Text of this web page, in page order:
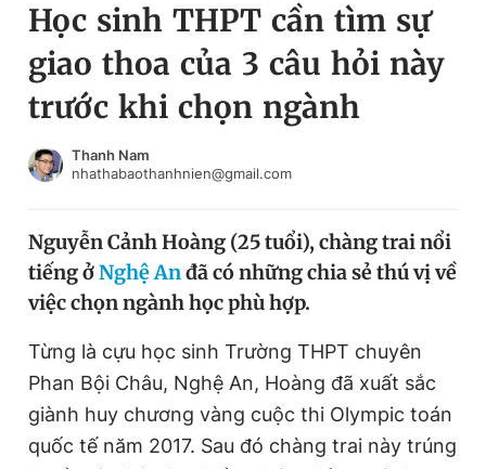
Chuyên mục
Chuyên mục khác
Chào ngày mới
Video Magazine
Sản phẩm khác
Tiện ích Bạn cần biết
Đổi mật khẩu
Tin đã lưu
Học sinh THPT cần tìm sự
giao thoa của 3 câu hỏi này
trước khi chọn ngành
Thanh Nam
nhathabaothanhnien@gmail.com
Nguyễn Cảnh Hoàng (25 tuổi), chàng trai nổi
tiếng ởNghệ Anđã có những chia sẻ thú vị về
việc chọn ngành học phù hợp.
Từng là cựu học sinh Trường THPT chuyên
Phan Bội Châu, Nghệ An, Hoàng đã xuất sắc
giành huy chương vàng cuộc thi Olympic toán
quốc tế năm 2017. Sau đó chàng trai này trúng